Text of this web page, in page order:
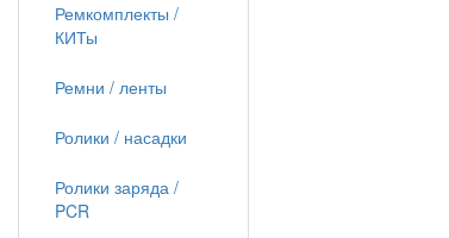
Ремкомплекты /
КИТы
Ремни / ленты
Ролики / насадки
Ролики заряда /
PCR